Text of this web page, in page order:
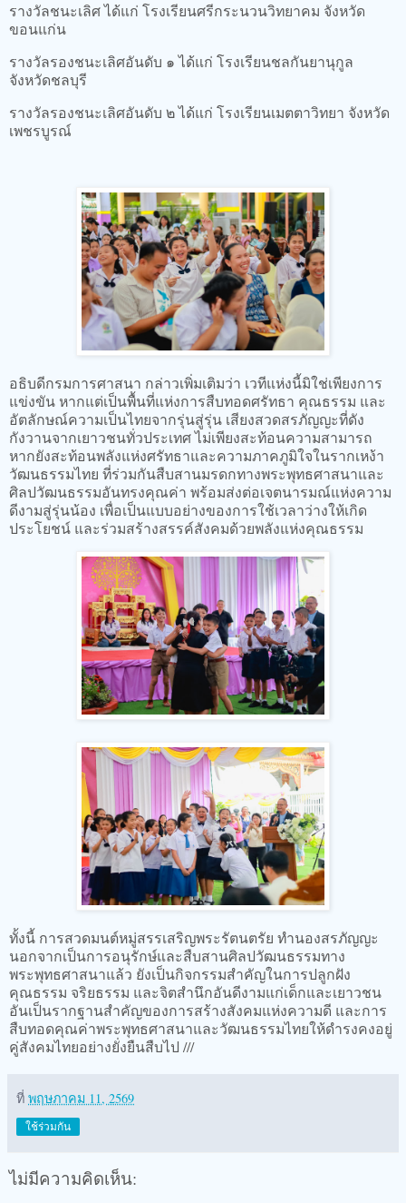
รางวัลชนะเลิศ ได้แก่ โรงเรียนศรีกระนวนวิทยาคม จังหวัด
ขอนแก่น
รางวัลรองชนะเลิศอันดับ ๑ ได้แก่ โรงเรียนชลกันยานุกูล
จังหวัดชลบุรี
รางวัลรองชนะเลิศอันดับ ๒ ได้แก่ โรงเรียนเมตตาวิทยา จังหวัด
เพชรบูรณ์
อธิบดีกรมการศาสนา กล่าวเพิ่มเติมว่า เวทีแห่งนี้มิใช่เพียงการ
แข่งขัน หากแต่เป็นพื้นที่แห่งการสืบทอดศรัทธา คุณธรรม และ
อัตลักษณ์ความเป็นไทยจากรุ่นสู่รุ่น เสียงสวดสรภัญญะที่ดัง
กังวานจากเยาวชนทั่วประเทศ ไม่เพียงสะท้อนความสามารถ
หากยังสะท้อนพลังแห่งศรัทธาและความภาคภูมิใจในรากเหง้า
วัฒนธรรมไทย ที่ร่วมกันสืบสานมรดกทางพระพุทธศาสนาและ
ศิลปวัฒนธรรมอันทรงคุณค่า พร้อมส่งต่อเจตนารมณ์แห่งความ
ดีงามสู่รุ่นน้อง เพื่อเป็นแบบอย่างของการใช้เวลาว่างให้เกิด
ประโยชน์ และร่วมสร้างสรรค์สังคมด้วยพลังแห่งคุณธรรม
ทั้งนี้ การสวดมนต์หมู่สรรเสริญพระรัตนตรัย ทำนองสรภัญญะ
นอกจากเป็นการอนุรักษ์และสืบสานศิลปวัฒนธรรมทาง
พระพุทธศาสนาแล้ว ยังเป็นกิจกรรมสำคัญในการปลูกฝัง
คุณธรรม จริยธรรม และจิตสำนึกอันดีงามแก่เด็กและเยาวชน
อันเป็นรากฐานสำคัญของการสร้างสังคมแห่งความดี และการ
สืบทอดคุณค่าพระพุทธศาสนาและวัฒนธรรมไทยให้ดำรงคงอยู่
คู่สังคมไทยอย่างยั่งยืนสืบไป ///
ที่ พฤษภาคม 11, 2569
ใช้ร่วมกัน
ไม่มีความคิดเห็น: